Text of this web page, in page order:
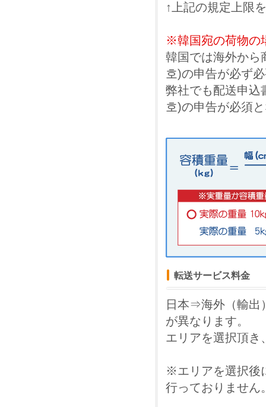
↑上記の規定上限
※韓国宛の荷物の
韓国では海外から
호)の申告が必ず
弊社でも配送申込
호)の申告が必須
転送サービス料金
日本⇒海外（輸出
が異なります。
エリアを選択頂き
※エリアを選択後
行っておりません